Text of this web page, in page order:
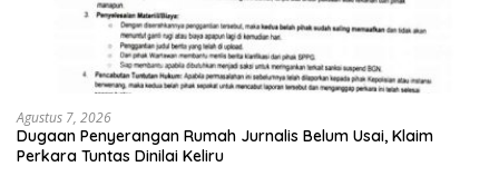
Agustus 7, 2026
Dugaan Penyerangan Rumah Jurnalis Belum Usai, Klaim
Perkara Tuntas Dinilai Keliru